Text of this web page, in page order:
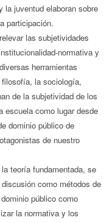
la juventud elaboran sobre
participación.
las subjetividades
normativa y
herramientas
la sociología,
de la subjetividad de los
escuela como lugar desde
dominio público de
de nuestro
teoría fundamentada, se
como métodos de
público como
la normativa y los